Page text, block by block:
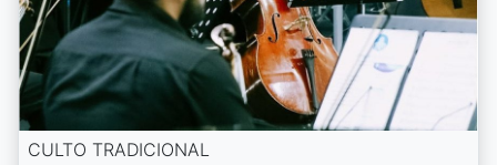
CULTO TRADICIONAL